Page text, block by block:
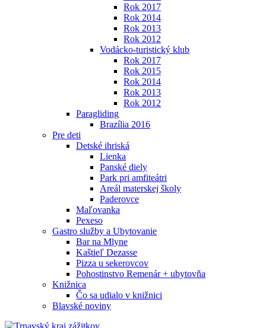
Rok 2017
Rok 2014
Rok 2013
Rok 2012
Vodácko-turistický klub
Rok 2017
Rok 2015
Rok 2014
Rok 2013
Rok 2012
Paragliding
Brazília 2016
Pre deti
Detské ihriská
Lienka
Panské diely
Park pri amfiteátri
Areál materskej školy
Paderovce
Maľovanka
Pexeso
Gastro služby a Ubytovanie
Bar na Mlyne
Kaštieľ Dezasse
Pizza u sekerovcov
Pohostinstvo Remenár + ubytovňa
Knižnica
Čo sa udialo v knižnici
Blavské noviny